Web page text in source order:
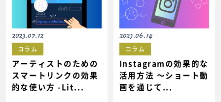
2023.07.12
コラム
アーティストのための
スマートリンクの効果
的な使い方 -Lit...
2023.06.14
コラム
Instagramの効果的な
活用方法 〜ショート動
画を通じて...